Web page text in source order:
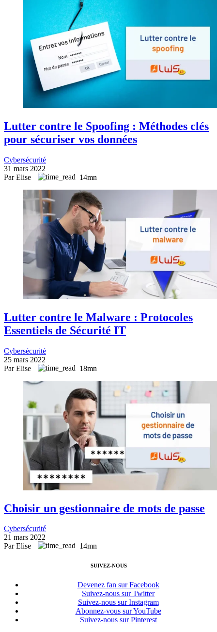
Lutter contre le Spoofing : Méthodes clés
pour sécuriser vos données
Cybersécurité
31 mars 2022
Par Elise
14mn
Lutter contre le Malware : Protocoles
Essentiels de Sécurité IT
Cybersécurité
25 mars 2022
Par Elise
18mn
Choisir un gestionnaire de mots de passe
Cybersécurité
21 mars 2022
Par Elise
14mn
SUIVEZ-NOUS
Devenez fan sur Facebook
Suivez-nous sur Twitter
Suivez-nous sur Instagram
Abonnez-vous sur YouTube
Suivez-nous sur Pinterest